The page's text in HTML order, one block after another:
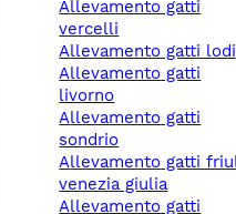
allevamento gatti
vercelli
allevamento gatti lodi
allevamento gatti
livorno
allevamento gatti
sondrio
allevamento gatti friuli
venezia giulia
allevamento gatti